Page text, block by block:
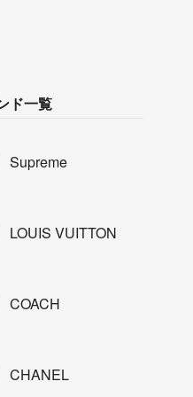
ド一覧
Supreme
LOUIS VUITTON
COACH
CHANEL